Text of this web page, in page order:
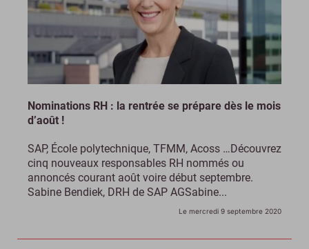
Nominations RH : la rentrée se prépare dès le mois
d’août !
SAP, École polytechnique, TFMM, Acoss …Découvrez
cinq nouveaux responsables RH nommés ou
annoncés courant août voire début septembre.
Sabine Bendiek, DRH de SAP AGSabine...
Le mercredi 9 septembre 2020